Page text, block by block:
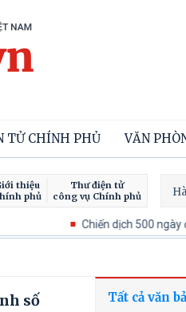
TỬ CHÍNH PHỦ VĂN
thiệu
phủ
Thư điện tử
công vụ Chính phủ
Chiến dịch 500 ngày đêm
số
Tất cả văn